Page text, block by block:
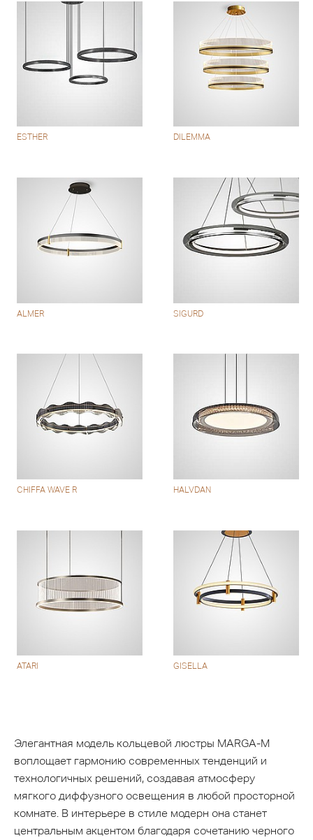
ESTHER DILEMMA
ALMER SIGURD
CHIFFA WAVE R HALVDAN
ATARI GISELLA
Элегантная модель кольцевой люстры MARGA-M
воплощает гармонию современных тенденций и
технологичных решений, создавая атмосферу
мягкого диффузного освещения в любой просторной
комнате. В интерьере в стиле модерн она станет
центральным акцентом благодаря сочетанию черного